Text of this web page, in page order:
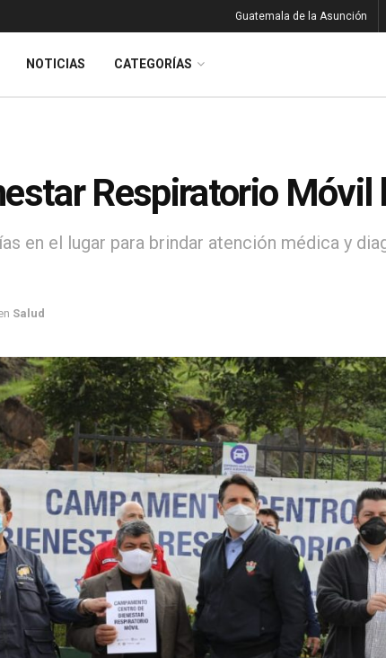
Guatemala de la Asunción
NOTICIAS CATEGORÍAS
Respiratorio Móvil
en el lugar para brindar atención médica y
Salud